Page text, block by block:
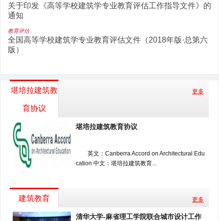
关于印发《高等学校建筑学专业教育评估工作指导文件》的
通知
教育评估
全国高等学校建筑学专业教育评估文件（2018年版·总第六
版）
堪培拉建筑教
育协议
更多
堪培拉建筑教育协议
英文：Canberra Accord on Architectural Edu
cation 中文：堪培拉建筑教育...
建筑教育 更多
清华大学-麻省理工学院联合城市设计工作